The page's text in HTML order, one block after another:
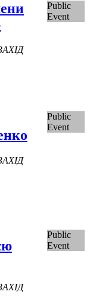
Public
Event
Public
Event
Public
Event